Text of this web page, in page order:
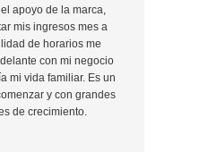
apoyo de la marca,
mis ingresos mes a
de horarios me
con mi negocio
mi vida familiar. Es un
y con grandes
de crecimiento.